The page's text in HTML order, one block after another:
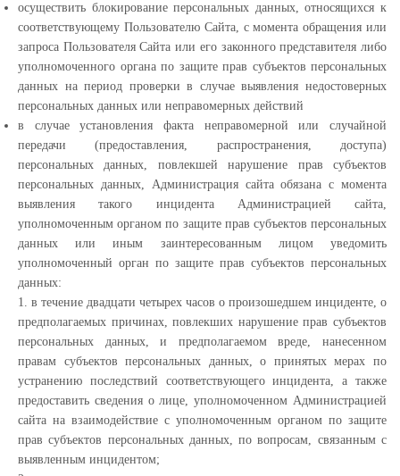
осуществить блокирование персональных данных, относящихся к
соответствующему Пользователю Сайта, с момента обращения или
запроса Пользователя Сайта или его законного представителя либо
уполномоченного органа по защите прав субъектов персональных
данных на период проверки в случае выявления недостоверных
персональных данных или неправомерных действий
в случае установления факта неправомерной или случайной
передачи (предоставления, распространения, доступа)
персональных данных, повлекшей нарушение прав субъектов
персональных данных, Администрация сайта обязана с момента
выявления такого инцидента Администрацией сайта,
уполномоченным органом по защите прав субъектов персональных
данных или иным заинтересованным лицом уведомить
уполномоченный орган по защите прав субъектов персональных
данных:
1. в течение двадцати четырех часов о произошедшем инциденте, о
предполагаемых причинах, повлекших нарушение прав субъектов
персональных данных, и предполагаемом вреде, нанесенном
правам субъектов персональных данных, о принятых мерах по
устранению последствий соответствующего инцидента, а также
предоставить сведения о лице, уполномоченном Администрацией
сайта на взаимодействие с уполномоченным органом по защите
прав субъектов персональных данных, по вопросам, связанным с
выявленным инцидентом;